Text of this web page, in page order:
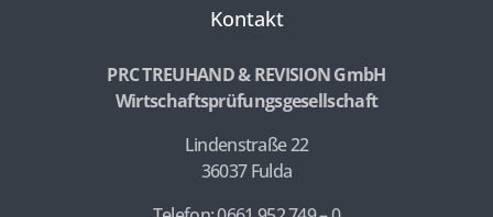
Kontakt
PRC TREUHAND & REVISION GmbH
Wirtschaftsprüfungsgesellschaft
Lindenstraße 22
36037 Fulda